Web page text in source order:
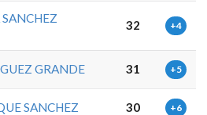
32 +4
GRANDE 31 +5
SANCHEZ 30 +6